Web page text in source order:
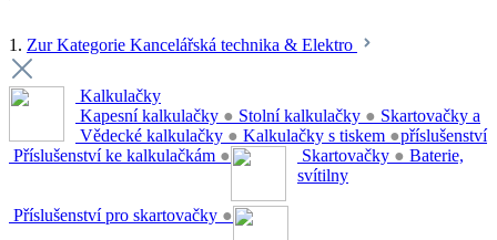
1. Zur Kategorie Kancelářská technika & Elektro
Kalkulačky
Kapesní kalkulačky ● Stolní kalkulačky ●
Vědecké kalkulačky ● Kalkulačky s tiskem ●
Příslušenství ke kalkulačkám ●
Skartovačky a
příslušenství
Skartovačky ●
Příslušenství pro skartovačky ●
Baterie,
svítilny